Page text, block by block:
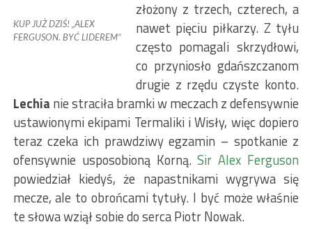
KUP JUŻ DZIŚ! „ALEX
FERGUSON. BYĆ LIDEREM”
złożony z trzech, czterech, a
nawet pięciu piłkarzy. Z tyłu
często pomagali skrzydłowi,
co przyniosło gdańszczanom
drugie z rzędu czyste konto.
Lechia nie straciła bramki w meczach z defensywnie
ustawionymi ekipami Termaliki i Wisły, więc dopiero
teraz czeka ich prawdziwy egzamin – spotkanie z
ofensywnie usposobioną Korną.Sir Alex Ferguson
powiedział kiedyś, że napastnikami wygrywa się
mecze, ale to obrońcami tytuły. I być może właśnie
te słowa wziął sobie do serca Piotr Nowak.